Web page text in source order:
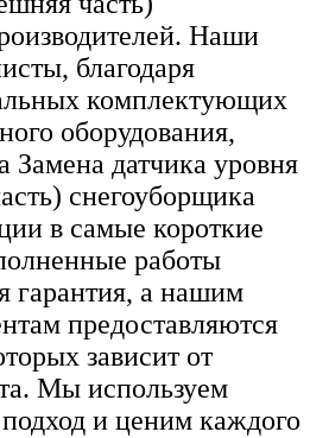
Наши
благодаря
комплектующих
оборудования,
Замена датчика уровня
снегоуборщика
в самые короткие
работы
гарантия, а нашим
предоставляются
зависит от
Мы используем
и ценим каждого